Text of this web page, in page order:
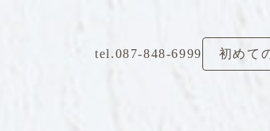
tel.087-848-6999 初めて